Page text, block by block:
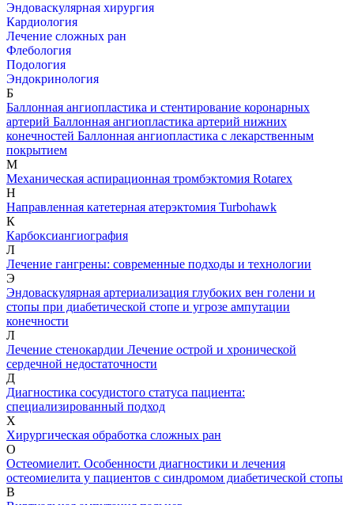
Эндоваскулярная хирургия
Кардиология
Лечение сложных ран
Флебология
Подология
Эндокринология
Б
Баллонная ангиопластика и стентирование коронарных
артерий Баллонная ангиопластика артерий нижних
конечностей Баллонная ангиопластика с лекарственным
покрытием
М
Механическая аспирационная тромбэктомия Rotarex
Н
Направленная катетерная атерэктомия Turbohawk
К
Карбоксиангиография
Л
Лечение гангрены: современные подходы и технологии
Э
Эндоваскулярная артериализация глубоких вен голени и
стопы при диабетической стопе и угрозе ампутации
конечности
Л
Лечение стенокардии Лечение острой и хронической
сердечной недостаточности
Д
Диагностика сосудистого статуса пациента:
специализированный подход
Х
Хирургическая обработка сложных ран
О
Остеомиелит. Особенности диагностики и лечения
остеомиелита у пациентов с синдромом диабетической стопы
В